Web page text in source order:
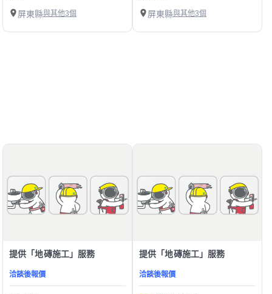
屏東縣與其他3個 屏東縣與其他3個
提供「地磚施工」服務
洽談後報價
提供「地磚施工」服務
洽談後報價